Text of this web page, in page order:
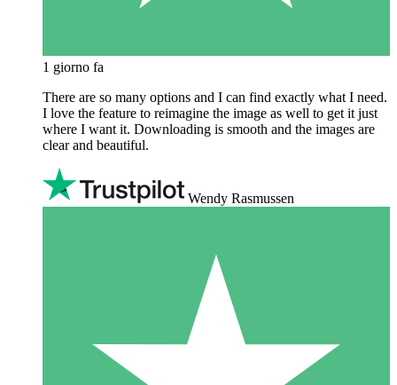
1 giorno fa
There are so many options and I can find exactly what I need.
I love the feature to reimagine the image as well to get it just
where I want it. Downloading is smooth and the images are
clear and beautiful.
Wendy Rasmussen